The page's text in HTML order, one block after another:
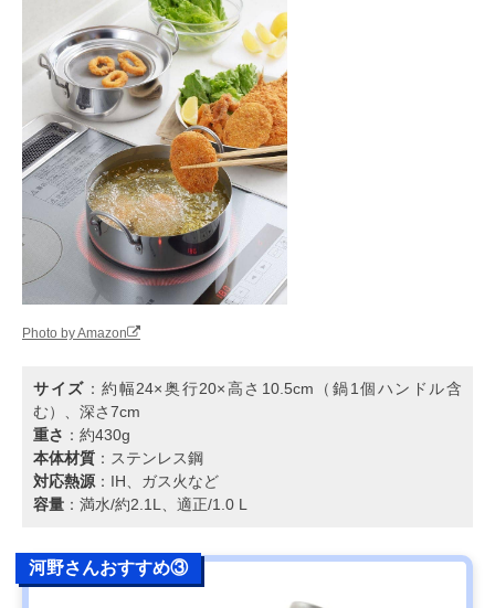
Photo by Amazon
サイズ ：約幅24×奥行20×高さ10.5cm（鍋1個ハンドル含
む）、深さ7cm
重さ ：約430g
本体材質 ：ステンレス鋼
対応熱源 ：IH、ガス火など
容量 ：満水/約2.1L、適正/1.0 L
河野さんおすすめ③